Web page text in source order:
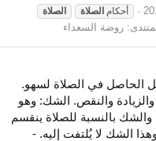
أحكام الصلاة
الصلاة
روضة السعداء
الحاصل في الصلاة لسهو.
والنقص. الشك: وهو
والشك بالنسبة للصلاة ينقسم
وهذا الشك لا يُلتفت إليه. -